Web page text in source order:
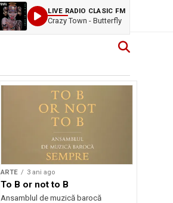
LIVE RADIO CLASIC FM
Crazy Town - Butterfly
ARTE 3 ani ago
To B or not to B
Ansamblul de muzică barocă